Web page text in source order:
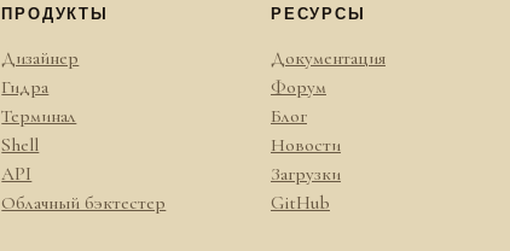
ПРОДУКТЫ
Дизайнер
Гидра
Терминал
Shell
API
Облачный бэктестер
РЕСУРСЫ
Документация
Форум
Блог
Новости
Загрузки
GitHub